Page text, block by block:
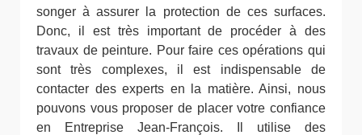
songer à assurer la protection de ces surfaces.
Donc, il est très important de procéder à des
travaux de peinture. Pour faire ces opérations qui
sont très complexes, il est indispensable de
contacter des experts en la matière. Ainsi, nous
pouvons vous proposer de placer votre confiance
en Entreprise Jean-François. Il utilise des